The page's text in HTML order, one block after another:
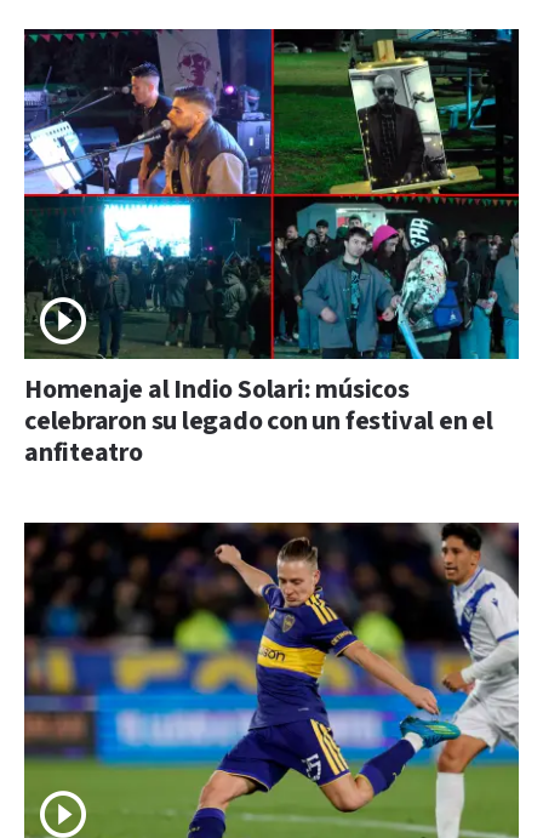
Homenaje al Indio Solari: músicos
celebraron su legado con un festival en el
anfiteatro